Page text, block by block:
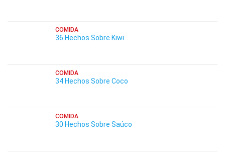
COMIDA
36 Hechos Sobre Kiwi
COMIDA
34 Hechos Sobre Coco
COMIDA
30 Hechos Sobre Saúco